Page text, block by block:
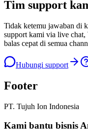
Tim support
Tidak ketemu jawaban di
support kami via live
balas cepat di semua
Hubungi support
Footer
PT. Tujuh Ion Indonesia
Kami bantu bisnis